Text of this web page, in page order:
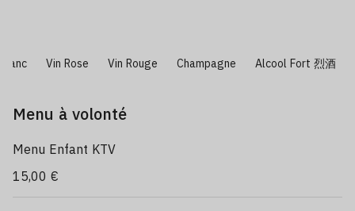
Vin Rose Vin Rouge Champagne Alcool Fort 烈酒
Menu à volonté
Menu Enfant KTV
15,00 €